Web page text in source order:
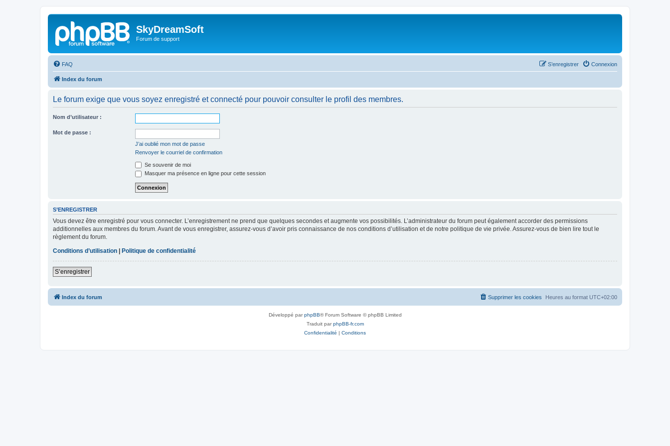
SkyDreamSoft
Forum de support
FAQ Connexion
S’enregistrer
Index du forum
Le forum exige que vous soyez enregistré et connecté pour pouvoir consulter le profil des membres.
Nom d’utilisateur :
Mot de passe :
J’ai oublié mon mot de passe
Renvoyer le courriel de confirmation
Se souvenir de moi
Masquer ma présence en ligne pour cette session
S’ENREGISTRER
Vous devez être enregistré pour vous connecter. L’enregistrement ne prend que quelques secondes et augmente vos possibilités. L’administrateur du forum peut également accorder des permissions
additionnelles aux membres du forum. Avant de vous enregistrer, assurez-vous d’avoir pris connaissance de nos conditions d’utilisation et de notre politique de vie privée. Assurez-vous de bien lire tout le
règlement du forum.
Conditions d’utilisation
Politique de confidentialité
S’enregistrer
Index du forum Heures au format UTC+02:00
Supprimer les cookies
Développé parphpBB® Forum Software © phpBB Limited
Traduit parphpBB-fr.com
Confidentialité | Conditions